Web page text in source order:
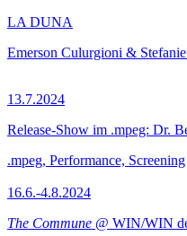
LA DUNA
Emerson Culurgioni &
13.7.2024
Release-Show im .mpeg: Dr.
.mpeg, Performance, Screening
16.6.-4.8.2024
The Commune @ WIN/WIN